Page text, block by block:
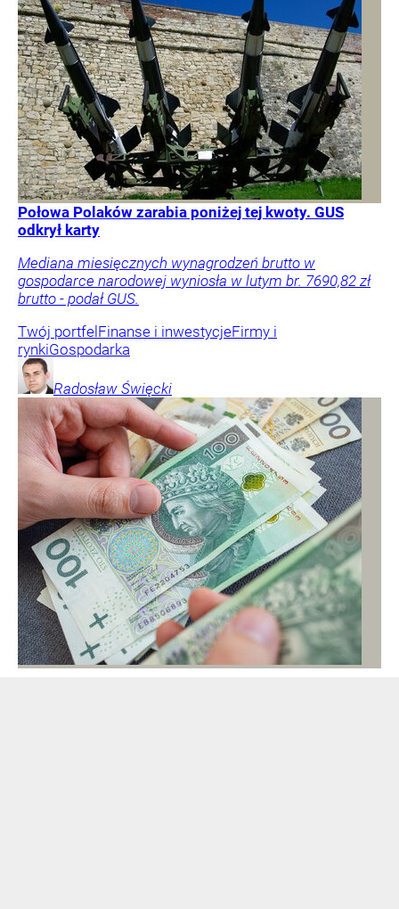
Połowa Polaków zarabia poniżej tej kwoty. GUS
odkrył karty
Mediana miesięcznych wynagrodzeń brutto w
gospodarce narodowej wyniosła w lutym br. 7690,82 zł
brutto - podał GUS.
Twój portfel Finanse i inwestycjeFirmy i
rynkiGospodarka
Radosław Święcki